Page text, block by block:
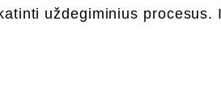
uždegiminius procesus.